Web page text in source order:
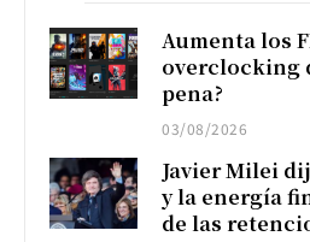
Aumenta los
overclocking
pena?
03/08/2026
Javier Milei
y la energía
de las